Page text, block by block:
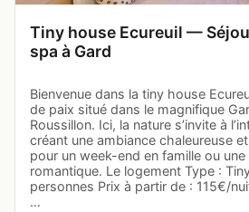
Tiny house Ecureuil —
spa à Gard
Bienvenue dans la tiny house
de paix situé dans le magnifique
Roussillon. Ici, la nature s’invite à
créant une ambiance chaleureuse
pour un week-end en famille ou
romantique. Le logement Type :
personnes Prix à partir de : 115€/
…